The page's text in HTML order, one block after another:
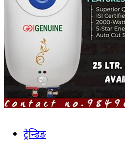
ट्रेन्डिङ